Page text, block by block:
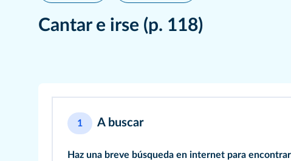
Cantar e irse (p. 118)
1 A buscar
Haz una breve búsqueda en internet para